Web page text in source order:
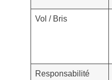
Vol / Bris
Responsabilité